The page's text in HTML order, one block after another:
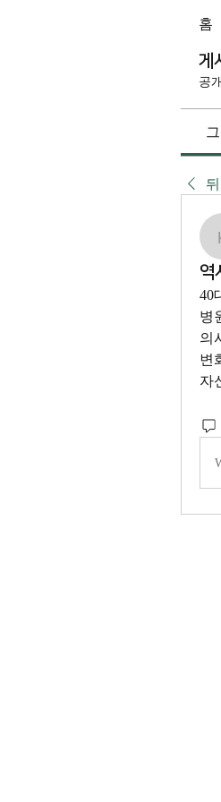
홈
게
공개
역
40
병
의
변
자